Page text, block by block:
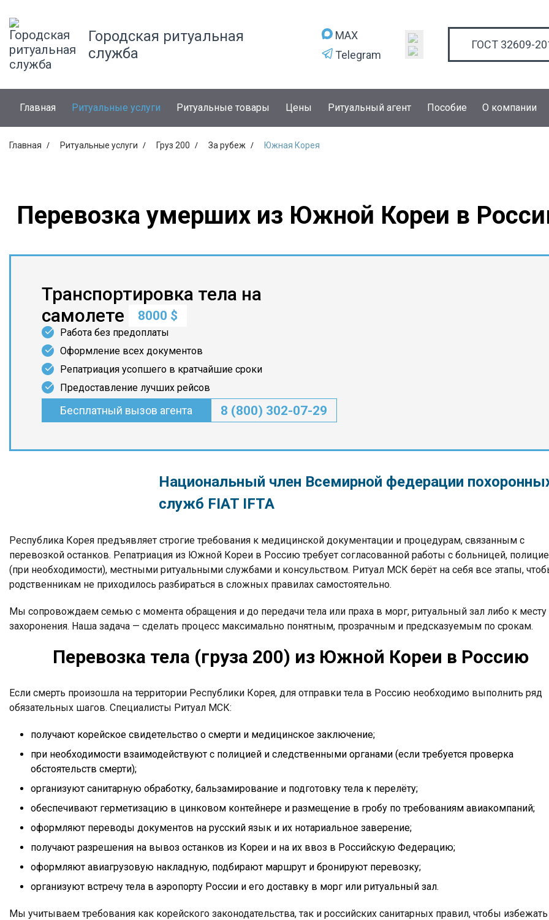
Городская ритуальная
служба
MAX
Telegram
ГОСТ 32609-
Главная Ритуальные услуги Ритуальные товары Цены Ритуальный агент Пособие О компании
Главная Ритуальные услуги Груз 200 За рубеж Южная Корея
Перевозка умерших из Южной Кореи в
Транспортировка тела на
самолете
8000 $
Работа без предоплаты
Оформление всех документов
Репатриация усопшего в кратчайшие сроки
Предоставление лучших рейсов
Бесплатный вызов агента 8 (800) 302-07-29
Национальный член Всемирной федерации
служб FIAT IFTA
Республика Корея предъявляет строгие требования к медицинской документации и процедурам, связанным с
перевозкой останков. Репатриация из Южной Кореи в Россию требует согласованной работы с больницей,
(при необходимости), местными ритуальными службами и консульством. Ритуал МСК берёт на себя все этапы,
родственникам не приходилось разбираться в сложных правилах самостоятельно.
Мы сопровождаем семью с момента обращения и до передачи тела или праха в морг, ритуальный зал либо к месту
захоронения. Наша задача — сделать процесс максимально понятным, прозрачным и предсказуемым по срокам.
Перевозка тела (груза 200) из Южной Кореи в Россию
Если смерть произошла на территории Республики Корея, для отправки тела в Россию необходимо выполнить ряд
обязательных шагов. Специалисты Ритуал МСК:
получают корейское свидетельство о смерти и медицинское заключение;
при необходимости взаимодействуют с полицией и следственными органами (если требуется проверка
обстоятельств смерти);
организуют санитарную обработку, бальзамирование и подготовку тела к перелёту;
обеспечивают герметизацию в цинковом контейнере и размещение в гробу по требованиям авиакомпаний;
оформляют переводы документов на русский язык и их нотариальное заверение;
получают разрешения на вывоз останков из Кореи и на их ввоз в Российскую Федерацию;
оформляют авиагрузовую накладную, подбирают маршрут и бронируют перевозку;
организуют встречу тела в аэропорту России и его доставку в морг или ритуальный зал.
Мы учитываем требования как корейского законодательства, так и российских санитарных правил, чтобы избежать